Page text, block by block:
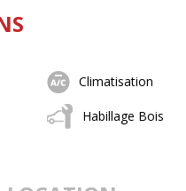
Climatisation
Habillage Bois